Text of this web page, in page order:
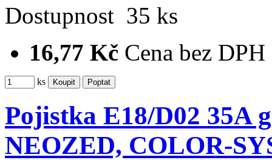
Dostupnost 35 ks
16,77 Kč Cena bez DPH
ks
Pojistka E18/D02 35A
NEOZED, COLOR-